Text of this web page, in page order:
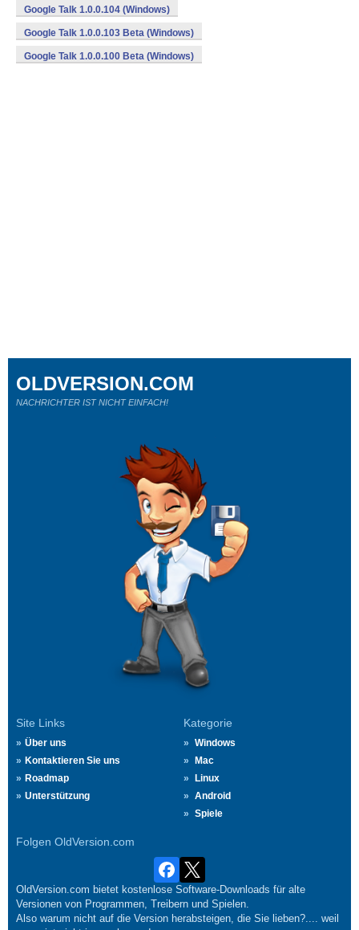
Google Talk 1.0.0.104 (Windows)
Google Talk 1.0.0.103 Beta (Windows)
Google Talk 1.0.0.100 Beta (Windows)
Site Links
Über uns
Kontaktieren Sie uns
Roadmap
Unterstützung
Kategorie
Windows
Mac
Linux
Android
Spiele
Folgen OldVersion.com
OLDVERSION.COM
NACHRICHTER IST NICHT EINFACH!
OldVersion.com bietet kostenlose Software-Downloads für alte
Versionen von Programmen, Treibern und Spielen.
Also warum nicht auf die Version herabsteigen, die Sie lieben?.... weil